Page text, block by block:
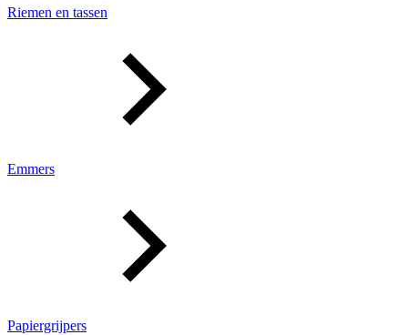
Riemen en tassen
Emmers
Papiergrijpers